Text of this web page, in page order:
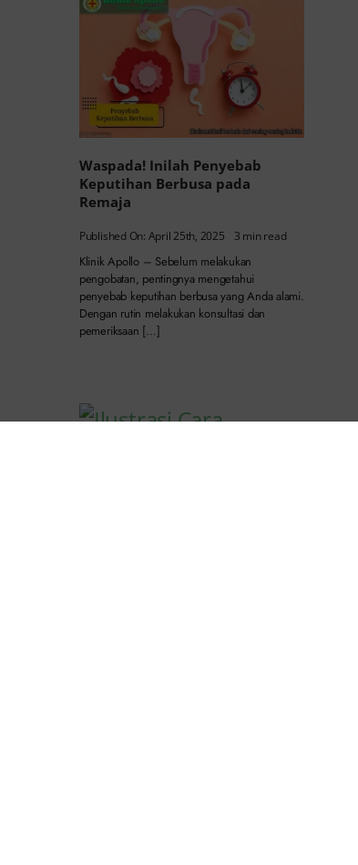
Waspada! Inilah Penyebab
Keputihan Berbusa pada
Remaja
Published On: April 25th, 2025 3 min read
Klinik Apollo – Sebelum melakukan
pengobatan, pentingnya mengetahui
penyebab keputihan berbusa yang Anda alami.
Dengan rutin melakukan konsultasi dan
pemeriksaan […]